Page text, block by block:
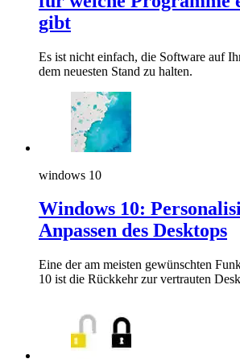
gibt
Es ist nicht einfach, die Software auf
dem neuesten Stand zu halten.
windows 10
Windows 10:
Anpassen des Desktops
Eine der am meisten gewünschten
10 ist die Rückkehr zur vertrauten